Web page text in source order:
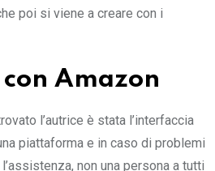
poi si viene a creare con i
Amazon
l’autrice è stata l’interfaccia
piattaforma e in caso di problemi
non una persona a tutti